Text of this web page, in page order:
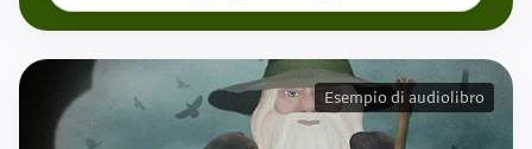
Esempio di audiolibro